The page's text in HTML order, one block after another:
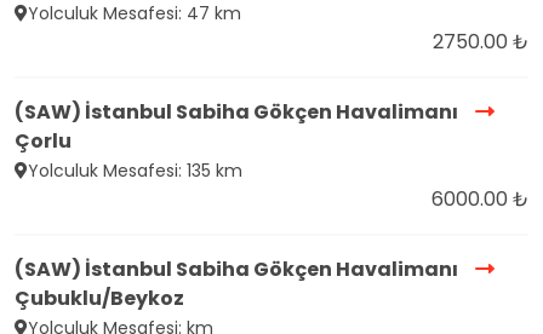
Yolculuk Mesafesi: 47 km
2750.00 ₺
(SAW) İstanbul Sabiha Gökçen Havalimanı
Çorlu
Yolculuk Mesafesi: 135 km
6000.00 ₺
(SAW) İstanbul Sabiha Gökçen Havalimanı
Çubuklu/Beykoz
Yolculuk Mesafesi: km